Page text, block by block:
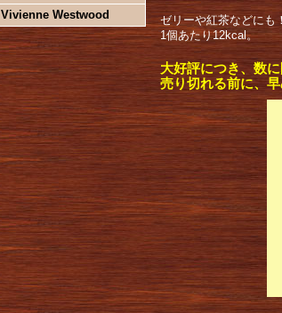
Vivienne Westwood
ゼリーや紅茶などにも！
1個あたり12kcal。
大好評につき、数に
売り切れる前に、